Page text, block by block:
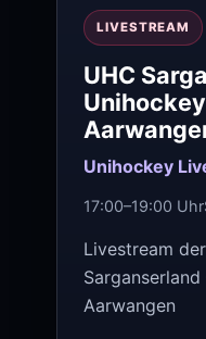
LIVESTREAM
UHC
Unihockey
17:00–19:00 Uhr
Livestream
Aarwangen